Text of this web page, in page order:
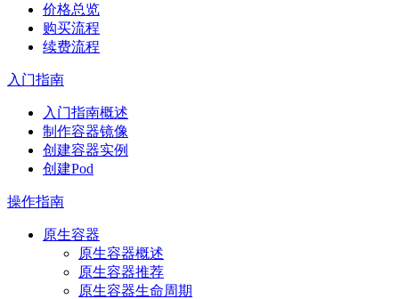
价格总览
购买流程
续费流程
入门指南
入门指南概述
制作容器镜像
创建容器实例
创建Pod
操作指南
原生容器
原生容器概述
原生容器推荐
原生容器生命周期